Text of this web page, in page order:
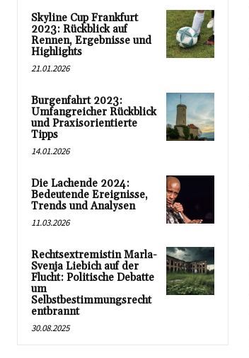
Skyline Cup Frankfurt
2023: Rückblick auf
Rennen, Ergebnisse und
Highlights
21.01.2026
Burgenfahrt 2023:
Umfangreicher Rückblick
und Praxisorientierte
Tipps
14.01.2026
Die Lachende 2024:
Bedeutende Ereignisse,
Trends und Analysen
11.03.2026
Rechtsextremistin Marla-
Svenja Liebich auf der
Flucht: Politische Debatte
um
Selbstbestimmungsrecht
entbrannt
30.08.2025